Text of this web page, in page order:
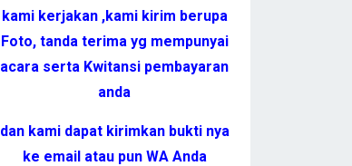
kami kerjakan ,kami kirim berupa
Foto, tanda terima yg mempunyai
acara serta Kwitansi pembayaran
anda
dan kami dapat kirimkan bukti nya
ke email atau pun WA Anda